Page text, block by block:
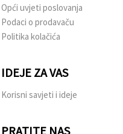
Opći uvjeti poslovanja
Podaci o prodavaču
Politika kolačića
IDEJE ZA VAS
Korisni savjeti i ideje
PRATITE NAS